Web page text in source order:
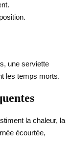
une serviette
les temps morts.
la chaleur, la
écourtée,